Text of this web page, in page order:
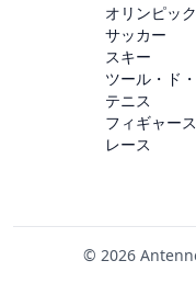
オリンピック
サッカー
スキー
ツール・ド
テニス
フィギャー
レース
© 2026